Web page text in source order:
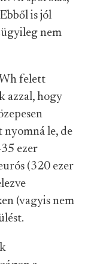
is jól
nem
felett
azzal, hogy
nyomná le, de
ezer
(320 ezer
(vagyis nem